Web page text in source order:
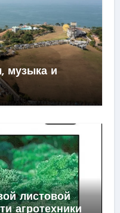
музыка и
листовой
агротехники